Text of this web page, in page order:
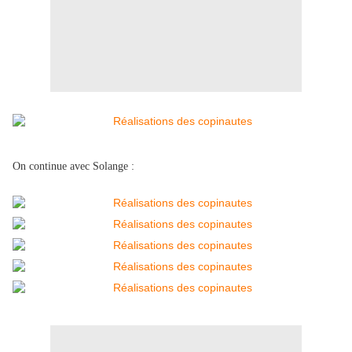
On continue avec Solange :